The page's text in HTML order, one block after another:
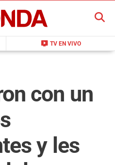
live_tv TV EN VIVO
BUSCAR
con un
y les